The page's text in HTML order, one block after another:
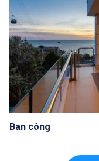
Ban công